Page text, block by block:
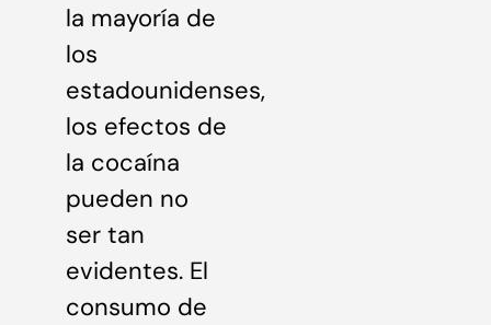
la mayoría de
los
estadounidenses,
los efectos de
la cocaína
pueden no
ser tan
evidentes. El
consumo de